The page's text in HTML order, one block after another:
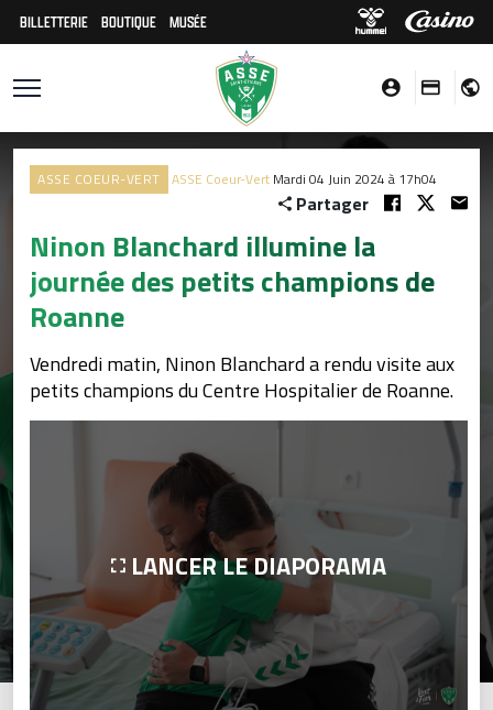
BILLETTERIE BOUTIQUE MUSÉE
ASSE COEUR-VERT ASSE Coeur-Vert Mardi 04 Juin 2024 à 17h04
Partager
Ninon Blanchard illumine la
journée des petits champions de
Roanne
Vendredi matin, Ninon Blanchard a rendu visite aux
petits champions du Centre Hospitalier de Roanne.
LANCER LE DIAPORAMA